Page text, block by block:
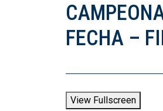
FECHA –
View Fullscreen